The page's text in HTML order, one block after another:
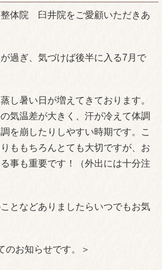
体院 臼井院をご愛顧いただきあ
過ぎ、気づけば後半に入る7月で
し暑い日が増えてきております。
気温差が大きく、汗が冷えて体調
を崩したりしやすい時期です。こ
ももちろんとても大切ですが、お
事も重要です！（外出には十分注
となどありましたらいつでもお気
のお知らせです。＞